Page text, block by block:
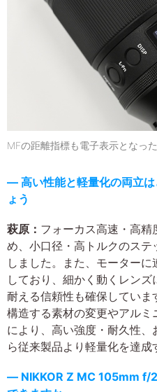
MFの距離指標も電子表示となった
― 高い性能と軽量化の両立
ょう
萩原： フォーカス高速・高精
め、小口径・高トルクのス
しました。また、モーター
しており、細かく動くレン
耐える信頼性も確保してい
構造する素材の変更やアル
により、高い強度・耐久性
ら従来製品より軽量化を達成
― NIKKOR Z MC 105mm f/